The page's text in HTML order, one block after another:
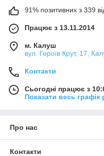
91% позитивних з 339
Працює з 13.11.2014
м. Калуш
вул. Героїв Крут, 17,
Контакти
Сьогодні працює з
Показати весь графік
Про нас
Контакти